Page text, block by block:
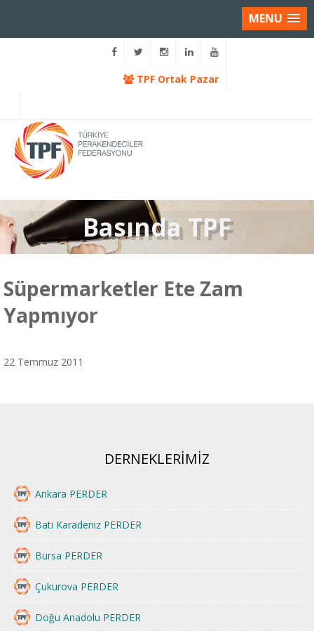
MENU
TPF Ortak Pazar
Basında TPF
Süpermarketler Ete Zam
Yapmıyor
22 Temmuz 2011
DERNEKLERİMİZ
Ankara PERDER
Batı Karadeniz PERDER
Bursa PERDER
Çukurova PERDER
Doğu Anadolu PERDER